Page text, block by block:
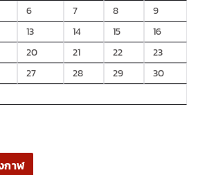
6 7 8
9
13 14 15
16
20 21 22
23
27 28 29
30
กาฬ